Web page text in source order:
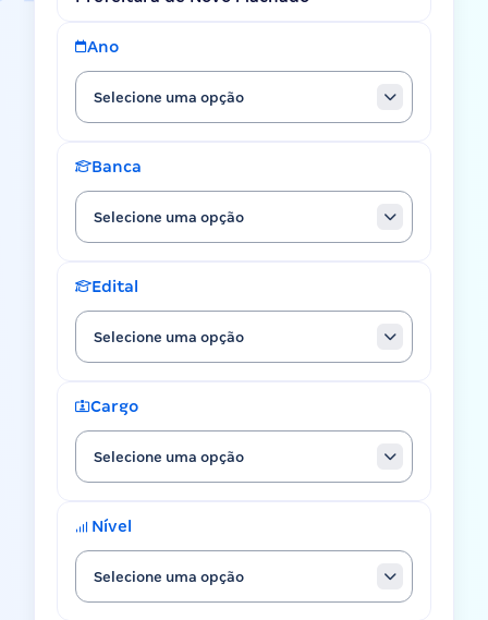
Ano
Selecione uma opção
Banca
Selecione uma opção
Edital
Selecione uma opção
Cargo
Selecione uma opção
Nível
Selecione uma opção